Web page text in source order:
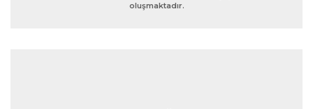
Gönder
oluşmaktadır.